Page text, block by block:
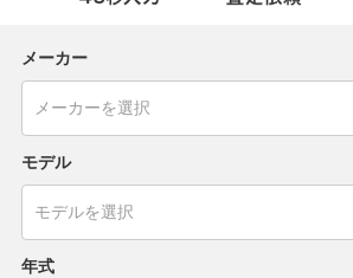
メーカー
モデル
年式